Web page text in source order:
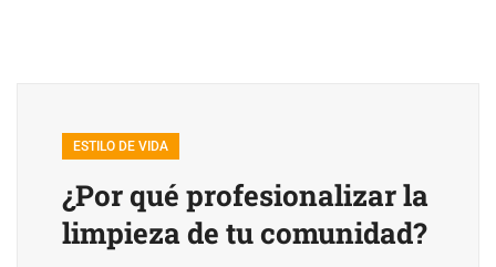
ESTILO DE VIDA
¿Por qué profesionalizar la
limpieza de tu comunidad?